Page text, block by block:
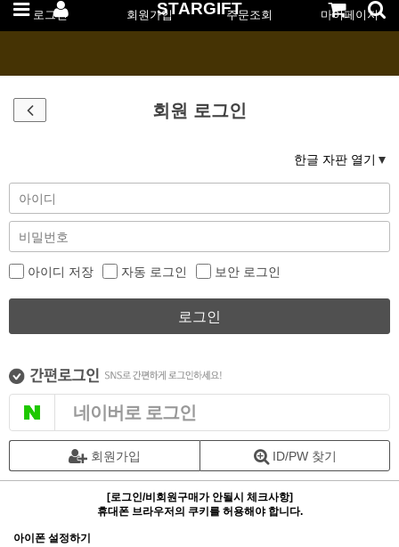
로그인 회원가입 주문조회 마이페이지
STARGIFT
회원 로그인
한글 자판 열기
아이디 저장 자동 로그인 보안 로그인
로그인
네이버로 로그인
회원가입 ID/PW 찾기
[로그인/비회원구매가 안될시 체크사항]
휴대폰 브라우저의 쿠키를 허용해야 합니다.
아이폰 설정하기